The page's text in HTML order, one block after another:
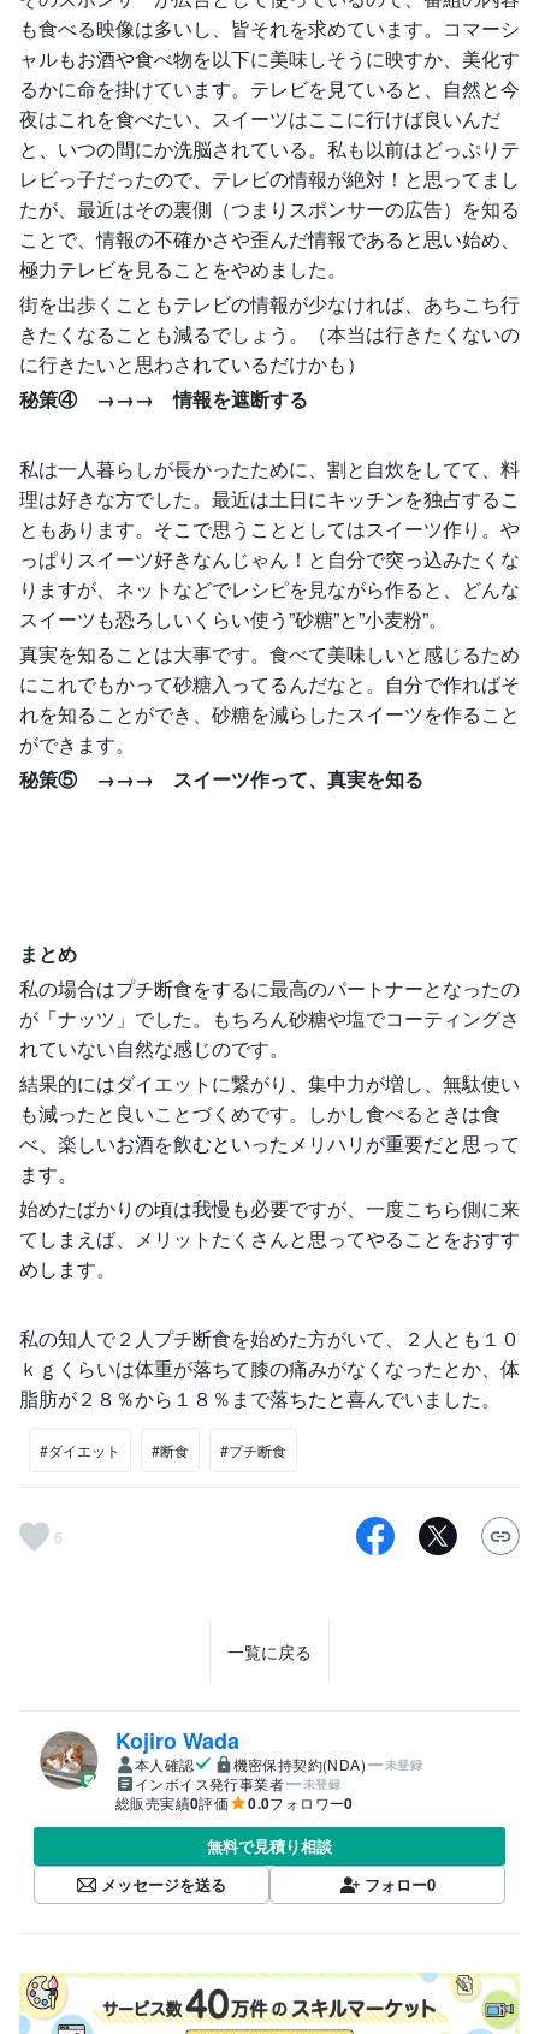
も食べる映像は多いし、皆それを求めています。コマーシ
ャルもお酒や食べ物を以下に美味しそうに映すか、美化す
るかに命を掛けています。テレビを見ていると、自然と今
夜はこれを食べたい、スイーツはここに行けば良いんだ
と、いつの間にか洗脳されている。私も以前はどっぷりテ
レビっ子だったので、テレビの情報が絶対！と思ってまし
たが、最近はその裏側（つまりスポンサーの広告）を知る
ことで、情報の不確かさや歪んだ情報であると思い始め、
極力テレビを見ることをやめました。
街を出歩くこともテレビの情報が少なければ、あちこち行
きたくなることも減るでしょう。（本当は行きたくないの
に行きたいと思わされているだけかも）
秘策④ →→→ 情報を遮断する
私は一人暮らしが長かったために、割と自炊をしてて、料
理は好きな方でした。最近は土日にキッチンを独占するこ
ともあります。そこで思うこととしてはスイーツ作り。や
っぱりスイーツ好きなんじゃん！と自分で突っ込みたくな
りますが、ネットなどでレシピを見ながら作ると、どんな
スイーツも恐ろしいくらい使う”砂糖”と”小麦粉”。
真実を知ることは大事です。食べて美味しいと感じるため
にこれでもかって砂糖入ってるんだなと。自分で作ればそ
れを知ることができ、砂糖を減らしたスイーツを作ること
ができます。
秘策⑤ →→→ スイーツ作って、真実を知る
まとめ
私の場合はプチ断食をするに最高のパートナーとなったの
が「ナッツ」でした。もちろん砂糖や塩でコーティングさ
れていない自然な感じのです。
結果的にはダイエットに繋がり、集中力が増し、無駄使い
も減ったと良いことづくめです。しかし食べるときは食
べ、楽しいお酒を飲むといったメリハリが重要だと思って
ます。
始めたばかりの頃は我慢も必要ですが、一度こちら側に来
てしまえば、メリットたくさんと思ってやることをおすす
めします。
私の知人で２人プチ断食を始めた方がいて、２人とも１０
ｋｇくらいは体重が落ちて膝の痛みがなくなったとか、体
脂肪が２８％から１８％まで落ちたと喜んでいました。
#ダイエット #断食 #プチ断食
6
一覧に戻る
Kojiro Wada
本人確認 機密保持契約(NDA) 未登録
インボイス発行事業者 未登録
総販売実績0評価 0.0フォロワー0
無料で見積り相談
メッセージを送る
フォロー0